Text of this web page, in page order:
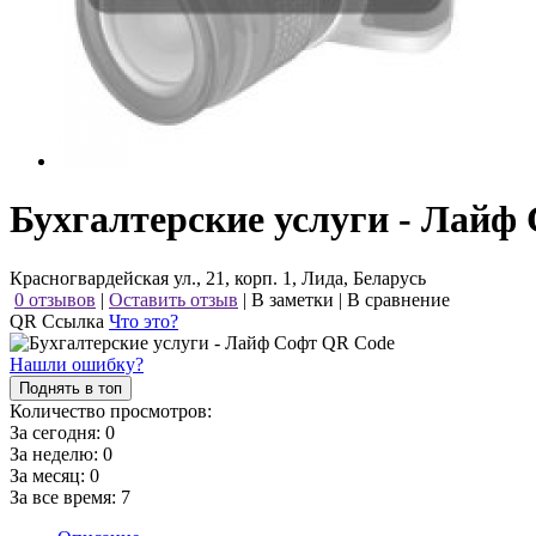
Бухгалтерские услуги - Лайф
Красногвардейская ул., 21, корп. 1, Лида, Беларусь
0 отзывов | Оставить отзыв | В заметки | В сравнение
QR Ссылка Что это?
Нашли ошибку?
Поднять в топ
Количество просмотров:
За сегодня: 0
За неделю: 0
За месяц: 0
За все время: 7